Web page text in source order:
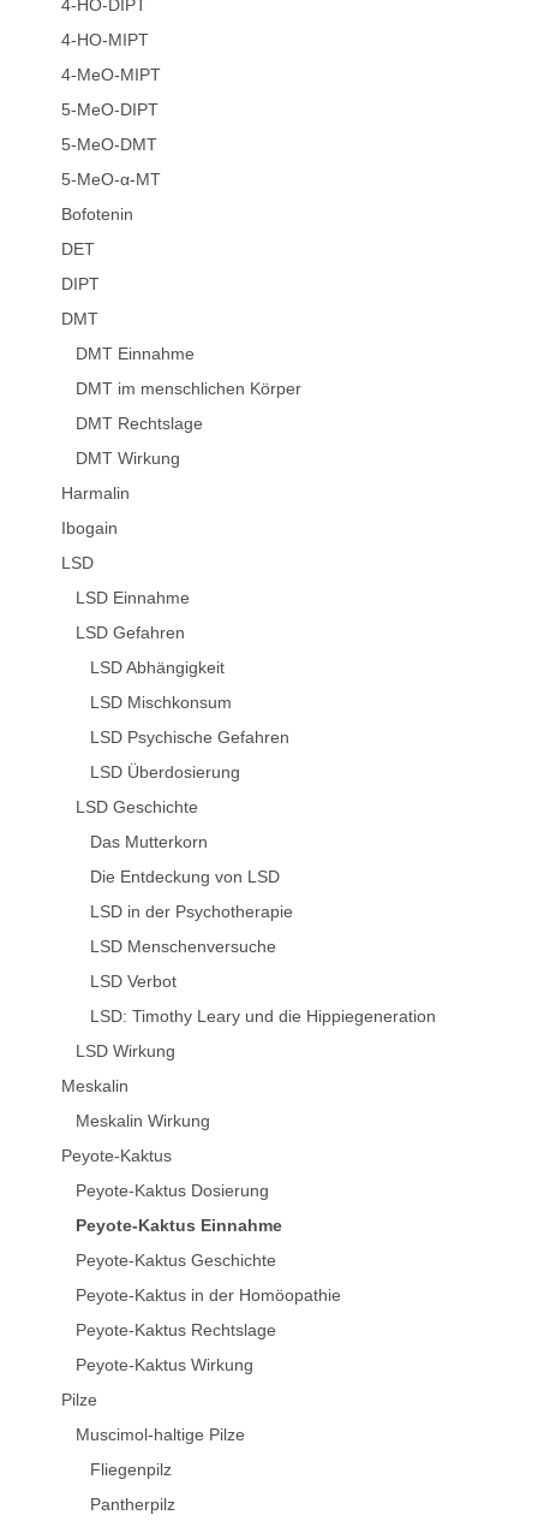
4-HO-DIPT
4-HO-MIPT
4-MeO-MIPT
5-MeO-DIPT
5-MeO-DMT
5-MeO-α-MT
Bofotenin
DET
DIPT
DMT
DMT Einnahme
DMT im menschlichen Körper
DMT Rechtslage
DMT Wirkung
Harmalin
Ibogain
LSD
LSD Einnahme
LSD Gefahren
LSD Abhängigkeit
LSD Mischkonsum
LSD Psychische Gefahren
LSD Überdosierung
LSD Geschichte
Das Mutterkorn
Die Entdeckung von LSD
LSD in der Psychotherapie
LSD Menschenversuche
LSD Verbot
LSD: Timothy Leary und die Hippiegeneration
LSD Wirkung
Meskalin
Meskalin Wirkung
Peyote-Kaktus
Peyote-Kaktus Dosierung
Peyote-Kaktus Einnahme
Peyote-Kaktus Geschichte
Peyote-Kaktus in der Homöopathie
Peyote-Kaktus Rechtslage
Peyote-Kaktus Wirkung
Pilze
Muscimol-haltige Pilze
Fliegenpilz
Pantherpilz